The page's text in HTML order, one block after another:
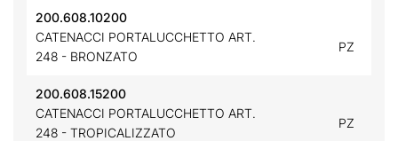
200.608.10200
CATENACCI PORTALUCCHETTO ART.
248 - BRONZATO
PZ
200.608.15200
CATENACCI PORTALUCCHETTO ART.
248 - TROPICALIZZATO
PZ